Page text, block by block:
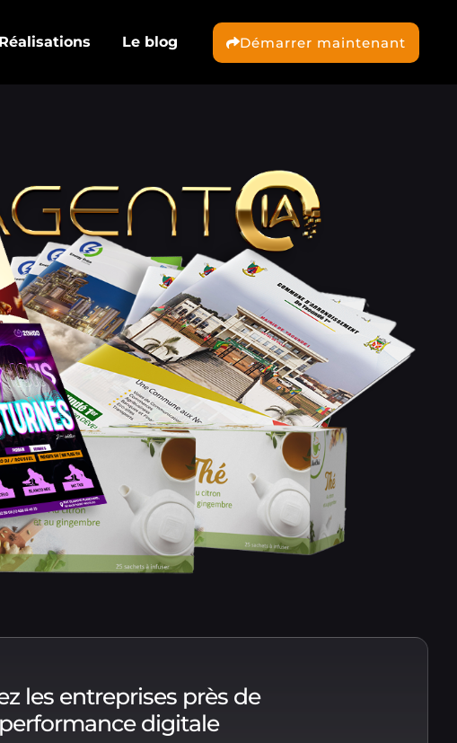
Réalisations Le blog Démarrer maintenant
les entreprises près de
digitale